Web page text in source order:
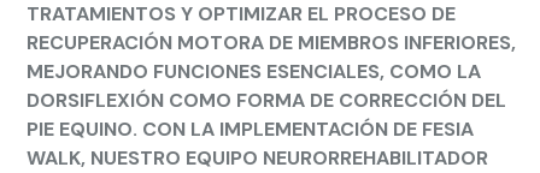
TRATAMIENTOS Y OPTIMIZAR EL PROCESO DE
RECUPERACIÓN MOTORA DE MIEMBROS INFERIORES,
MEJORANDO FUNCIONES ESENCIALES, COMO LA
DORSIFLEXIÓN COMO FORMA DE CORRECCIÓN DEL
PIE EQUINO. CON LA IMPLEMENTACIÓN DE FESIA
WALK, NUESTRO EQUIPO NEURORREHABILITADOR